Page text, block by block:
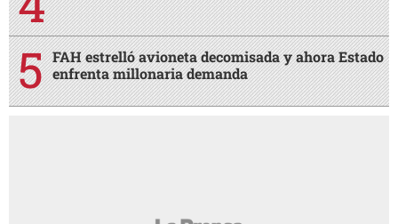
FAH estrelló avioneta decomisada y ahora Estado
enfrenta millonaria demanda